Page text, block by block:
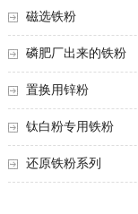
磁选铁粉
磷肥厂出来的铁粉
置换用锌粉
钛白粉专用铁粉
还原铁粉系列